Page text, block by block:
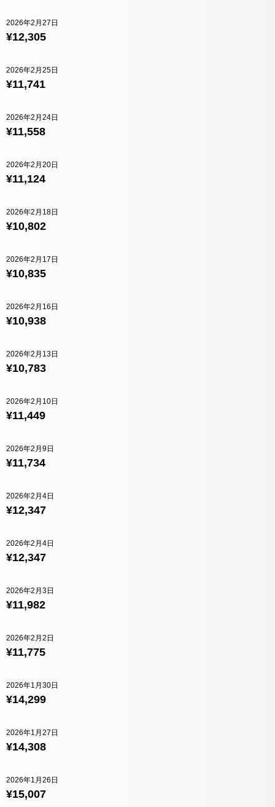
¥12,305
2026年2月27日
¥11,741
2026年2月25日
¥11,558
2026年2月24日
¥11,124
2026年2月20日
¥10,802
2026年2月18日
¥10,835
2026年2月17日
¥10,938
2026年2月16日
¥10,783
2026年2月13日
¥11,449
2026年2月10日
¥11,734
2026年2月9日
¥12,347
2026年2月4日
¥12,347
2026年2月4日
¥11,982
2026年2月3日
¥11,775
2026年2月2日
¥14,299
2026年1月30日
¥14,308
2026年1月27日
¥15,007
2026年1月26日